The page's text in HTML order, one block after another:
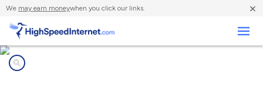
We may earn moneywhen you click our links. ×